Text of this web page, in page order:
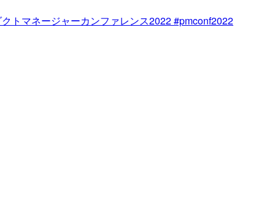
トマネージャーカンファレンス2022 #pmconf2022